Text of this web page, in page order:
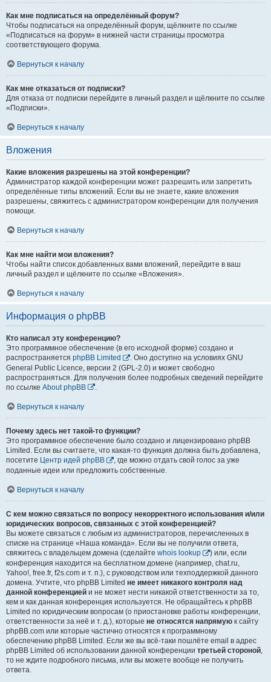
Как мне подписаться на определённый форум?
Чтобы подписаться на определённый форум, щёлкните по ссылке
«Подписаться на форум» в нижней части страницы просмотра
соответствующего форума.
Вернуться к началу
Как мне отказаться от подписки?
Для отказа от подписки перейдите в личный раздел и щёлкните по ссылке
«Подписки».
Вернуться к началу
Вложения
Какие вложения разрешены на этой конференции?
Администратор каждой конференции может разрешить или запретить
определённые типы вложений. Если вы не знаете, какие вложения
разрешены, свяжитесь с администратором конференции для получения
помощи.
Вернуться к началу
Как мне найти мои вложения?
Чтобы найти список добавленных вами вложений, перейдите в ваш
личный раздел и щёлкните по ссылке «Вложения».
Вернуться к началу
Информация о phpBB
Кто написал эту конференцию?
Это программное обеспечение (в его исходной форме) создано и
распространяется phpBB Limited
. Оно доступно на условиях GNU
General Public Licence, версии 2 (GPL-2.0) и может свободно
распространяться. Для получения более подробных сведений перейдите
по ссылке About phpBB
Вернуться к началу
Почему здесь нет такой-то функции?
Это программное обеспечение было создано и лицензировано phpBB
Limited. Если вы считаете, что какая-то функция должна быть добавлена,
посетите Центр идей phpBB
, где можно отдать свой голос за уже
поданные идеи или предложить собственные.
Вернуться к началу
С кем можно связаться по вопросу некорректного использования и/или
юридических вопросов, связанных с этой конференцией?
Вы можете связаться с любым из администраторов, перечисленных в
списке на странице «Наша команда». Если вы не получили ответа,
свяжитесь с владельцем домена (сделайте whois lookup
) или, если
конференция находится на бесплатном домене (например, chat.ru,
Yahoo!, free.fr, f2s.com и т. п.), с руководством или техподдержкой данного
домена. Учтите, что phpBB Limited не имеет никакого контроля над
данной конференцией и не может нести никакой ответственности за то,
кем и как данная конференция используется. Не обращайтесь к phpBB
Limited по юридическим вопросам (о приостановке работы конференции,
ответственности за неё и т. д.), которые не относятся напрямую к сайту
phpBB.com или которые частично относятся к программному
обеспечению phpBB Limited. Если же вы всё-таки пошлёте email в адрес
phpBB Limited об использовании данной конференции третьей стороной,
то не ждите подробного письма, или вы можете вообще не получить
ответа.